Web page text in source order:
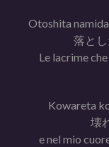
Otoshita
落と
Le lacrime
Kowareta
壊
e nel mio